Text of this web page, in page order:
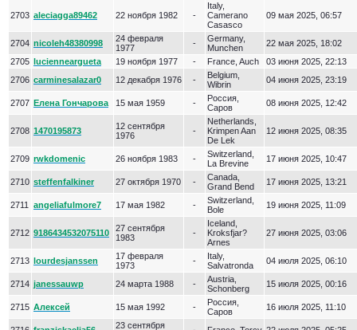
2703 aleciagga89462 22 ноября 1982 -
Italy,
Camerano
Casasco
09 мая 2025, 06:57
2704 nicoleh48380998
24 февраля
1977
-
Germany,
Munchen
22 мая 2025, 18:02
2705 lucienneargueta 19 ноября 1977 - France, Auch
03 июня 2025, 22:13
2706 carminesalazar0 12 декабря 1976 -
Belgium,
Wibrin
04 июня 2025, 23:19
2707 Елена Гончарова 15 мая 1959 -
Россия,
Саров
08 июня 2025, 12:42
2708 1470195873
12 сентября
1976
-
Netherlands,
Krimpen Aan
De Lek
12 июня 2025, 08:35
2709 rwkdomenic 26 ноября 1983 -
Switzerland,
La Brevine
17 июня 2025, 10:47
2710 steffenfalkiner 27 октября 1970 -
Canada,
Grand Bend
17 июня 2025, 13:21
2711 angeliafulmore7 17 мая 1982 -
Switzerland,
Bole
19 июня 2025, 11:09
2712 9186434532075110
27 сентября
1983
-
Iceland,
Kroksfjar?
Arnes
27 июня 2025, 03:06
2713 lourdesjanssen
17 февраля
1973
-
Italy,
Salvatronda
04 июля 2025, 06:10
2714 janessauwp 24 марта 1988 -
Austria,
Schonberg
15 июля 2025, 00:16
2715 Алексей 15 мая 1992 -
Россия,
Саров
16 июля 2025, 11:10
23 сентября